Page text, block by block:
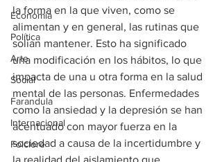
Economía
Política
Arte
Social
Farandula
Internacional
Folclore
la forma en la que viven, como se
alimentan y en general, las rutinas que
solían mantener. Esto ha significado
una modificación en los hábitos, lo que
impacta de una u otra forma en la salud
mental de las personas. Enfermedades
como la ansiedad y la depresión se han
acentuado con mayor fuerza en la
sociedad a causa de la incertidumbre y
la realidad del aislamiento que